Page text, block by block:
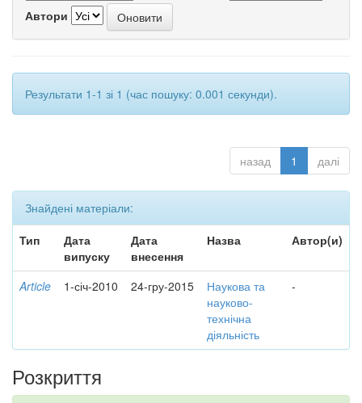
Автори
Результати 1-1 зі 1 (час пошуку: 0.001 секунди).
назад 1 далі
Знайдені матеріали:
Тип
Дата
випуску
Дата
внесення
Назва Автор(и)
Article 1-січ-2010 24-гру-2015
Наукова та
науково-
технічна
діяльність
-
Розкриття